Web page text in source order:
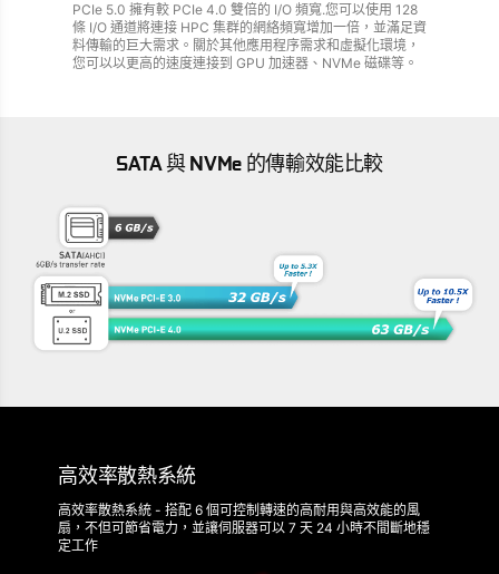
PCIe 5.0 擁有較 PCIe 4.0 雙倍的 I/O 頻寬.您可以使用 128
條 I/O 通道將連接 HPC 集群的網絡頻寬增加一倍，並滿足資
料傳輸的巨大需求。關於其他應用程序需求和虛擬化環境，
您可以以更高的速度連接到 GPU 加速器、NVMe 磁碟等。
SATA 與 NVMe 的傳輸效能比較
高效率散熱系統
高效率散熱系統 - 搭配 6 個可控制轉速的高耐用與高效能的風
扇，不但可節省電力，並讓伺服器可以 7 天 24 小時不間斷地穩
定工作